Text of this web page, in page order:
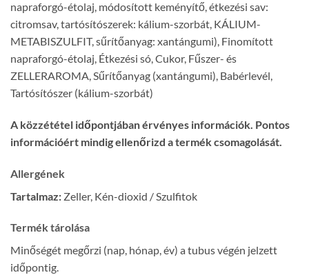
napraforgó-étolaj, módosított keményítő, étkezési sav:
citromsav, tartósítószerek: kálium-szorbát, KÁLIUM-
METABISZULFIT, sűrítőanyag: xantángumi), Finomított
napraforgó-étolaj, Étkezési só, Cukor, Fűszer- és
ZELLERAROMA, Sűrítőanyag (xantángumi), Babérlevél,
Tartósítószer (kálium-szorbát)
A közzététel időpontjában érvényes információk. Pontos
információért mindig ellenőrizd a termék csomagolását.
Allergének
Tartalmaz: Zeller, Kén-dioxid / Szulfitok
Termék tárolása
Minőségét megőrzi (nap, hónap, év) a tubus végén jelzett
időpontig.